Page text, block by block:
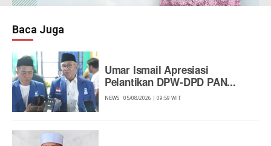
Baca Juga
Umar Ismail Apresiasi
Pelantikan DPW-DPD PAN...
NEWS 05/08/2026 | 09:59 WIT